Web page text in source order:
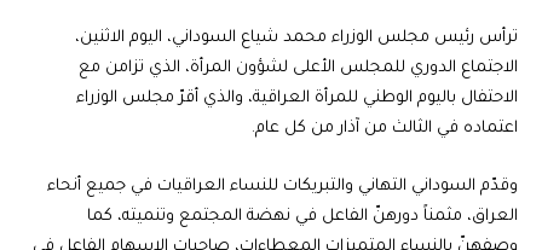
ترأس رئيس مجلس الوزراء محمد شياع السوداني، اليوم الاثنين،
الاجتماع الدوري للمجلس الأعلى لشؤون المرأة، الذي تزامن مع
الاحتفال باليوم الوطني للمرأة العراقية، والذي أقرّ مجلس الوزراء
اعتماده في الثالث من آذار من كل عام.
وقدّم السوداني التهاني والتبريكات للنساء العراقيات في جميع أنحاء
العراق، مثمناً دورهنّ الفاعل في نهضة المجتمع وتنميته، كما